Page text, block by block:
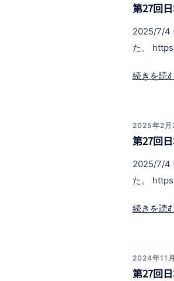
第27回
2025/7/4
た。
続きを読
2025年2月
第27回
2025/7/4
た。
続きを読
2024年11
第27回